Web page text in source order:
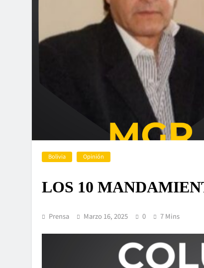
Bolivia Opinión
LOS 10
Prensa Marzo 16, 2025 0 7 Mins